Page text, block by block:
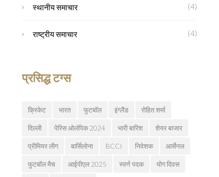
स्थानीय समाचार (4)
राष्ट्रीय समाचार (4)
प्रसिद्ध टग्स
क्रिकेट भारत फुटबॉल इंग्लैंड रोहित शर्मा
दिल्ली पेरिस ओलंपिक 2024 भारी बारिश शेयर बाजार
प्रीमियर लीग बार्सिलोना BCCI निवेशक आर्सेनल
फुटबॉल मैच आईपीएल 2025 स्वर्ण पदक योग दिवस